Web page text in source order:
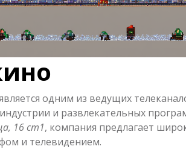
одним из ведущих
и развлекательных
16 ст1, компания предлагает
и телевидением.